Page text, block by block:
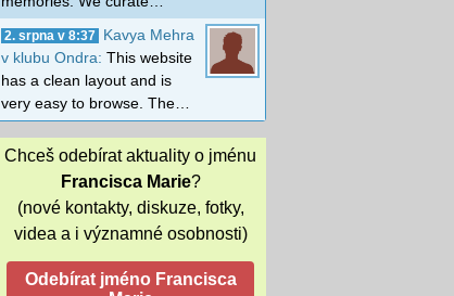
2. srpna v 8:37
Kavya Mehra
v klubu Ondra: This website
has a clean layout and is
very easy to browse. The…
Chceš odebírat aktuality o jménu
Francisca Marie?
(nové kontakty, diskuze, fotky,
videa a i významné osobnosti)